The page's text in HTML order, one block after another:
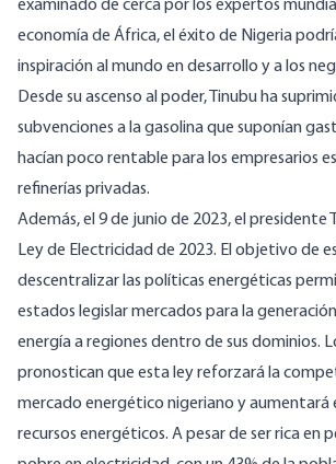
examinado de cerca por los expertos
economía de África, el éxito de Nigeria
inspiración al mundo en desarrollo y a los
Desde su ascenso al poder, Tinubu ha
subvenciones a la gasolina que suponían
hacían poco rentable para los empresarios
refinerías privadas.
Además, el 9 de junio de 2023, el presidente
Ley de Electricidad de 2023. El objetivo de
descentralizar las políticas energéticas
estados legislar mercados para la
energía a regiones dentro de sus dominios.
pronostican que esta ley reforzará la
mercado energético nigeriano y aumentará
recursos energéticos. A pesar de ser rica en